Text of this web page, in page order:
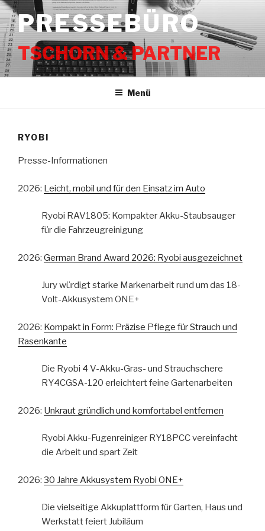
Zum
Inhalt
springenPRESSEBÜRO
TSCHORN & PARTNER
Menü
RYOBI
Presse-Informationen
2026: Leicht, mobil und für den Einsatz im Auto
Ryobi RAV1805: Kompakter Akku-Staubsauger
für die Fahrzeugreinigung
2026: German Brand Award 2026: Ryobi ausgezeichnet
Jury würdigt starke Markenarbeit rund um das 18-
Volt-Akkusystem ONE+
2026: Kompakt in Form: Präzise Pflege für Strauch und
Rasenkante
Die Ryobi 4 V-Akku-Gras- und Strauchschere
RY4CGSA-120 erleichtert feine Gartenarbeiten
2026: Unkraut gründlich und komfortabel entfernen
Ryobi Akku-Fugenreiniger RY18PCC vereinfacht
die Arbeit und spart Zeit
2026: 30 Jahre Akkusystem Ryobi ONE+
Die vielseitige Akkuplattform für Garten, Haus und
Werkstatt feiert Jubiläum